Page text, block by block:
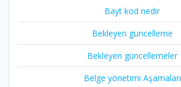
Bayt kod nedir
Bekleyen güncelleme
Bekleyen güncellemeler
Belge yönetimi Aşamaları